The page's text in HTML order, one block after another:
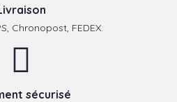
Chronopost, FEDEX.
sécurisé